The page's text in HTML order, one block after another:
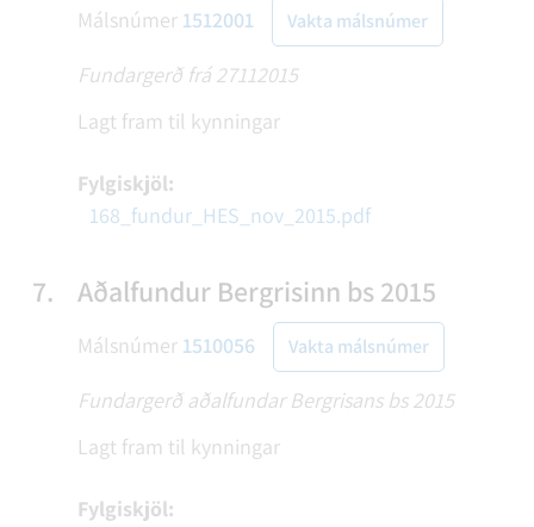
Málsnúmer 1512001 Vakta málsnúmer
Fundargerð frá 27112015
Lagt fram til kynningar
Fylgiskjöl:
168_fundur_HES_nov_2015.pdf
7. Aðalfundur Bergrisinn bs 2015
Málsnúmer 1510056 Vakta málsnúmer
Fundargerð aðalfundar Bergrisans bs 2015
Lagt fram til kynningar
Fylgiskjöl: